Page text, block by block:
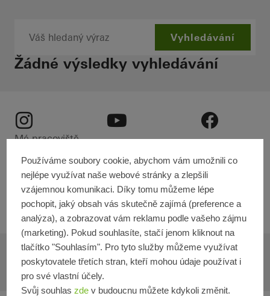
Vyhledávání
Žádné výsledky vyhledávání
Instagram Youtube Facebook
Mé pracoviště
Compendium
Technická dokumentace
O firmě
Trvalá udržitelnost
© 2025 Schüco International KG
TirážOchrana dat
Používáme soubory cookie, abychom vám umožnili co
nejlépe využívat naše webové stránky a zlepšili
vzájemnou komunikaci. Díky tomu můžeme lépe
pochopit, jaký obsah vás skutečně zajímá (preference a
analýza), a zobrazovat vám reklamu podle vašeho zájmu
(marketing). Pokud souhlasíte, stačí jenom kliknout na
tlačítko "Souhlasím". Pro tyto služby můžeme využívat
poskytovatele třetích stran, kteří mohou údaje používat i
pro své vlastní účely.
Svůj souhlas zde v budoucnu můžete kdykoli změnit.